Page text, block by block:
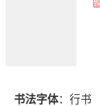
书法字体：行书